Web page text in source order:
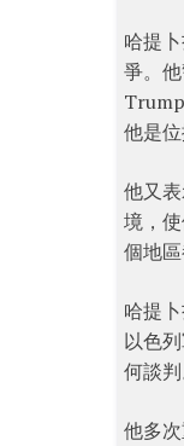
哈提
爭。
他是
他又
境，
個地區
哈提
以色
何談判
他多